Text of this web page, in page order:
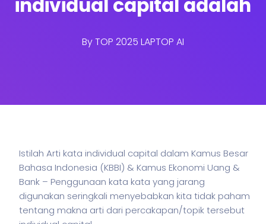
ByTOP 2025 LAPTOP AI
Istilah Arti kata individual capital dalam Kamus Besar
Bahasa Indonesia (KBBI) & Kamus Ekonomi Uang &
Bank – Penggunaan kata kata yang jarang
digunakan seringkali menyebabkan kita tidak paham
tentang makna arti dari percakapan/topik tersebut